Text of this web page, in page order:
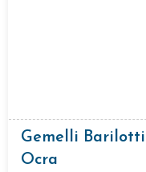
Gemelli
Ocra